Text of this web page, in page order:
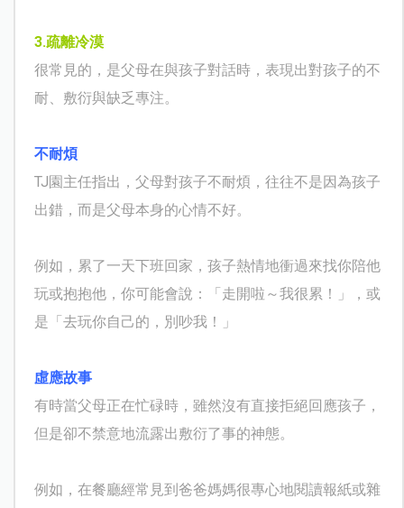
3.疏離冷漠
很常見的，是父母在與孩子對話時，表現出對孩子的不
耐、敷衍與缺乏專注。
不耐煩
TJ 園主任指出，父母對孩子不耐煩，往往不是因為孩子
出錯，而是父母本身的心情不好。
例如，累了一天下班回家，孩子熱情地衝過來找你陪他
玩或抱抱他，你可能會說：「走開啦～我很累！」，或
是「去玩你自己的，別吵我！」
虛應故事
有時當父母正在忙碌時，雖然沒有直接拒絕回應孩子，
但是卻不禁意地流露出敷衍了事的神態。
例如，在餐廳經常見到爸爸媽媽很專心地閱讀報紙或雜